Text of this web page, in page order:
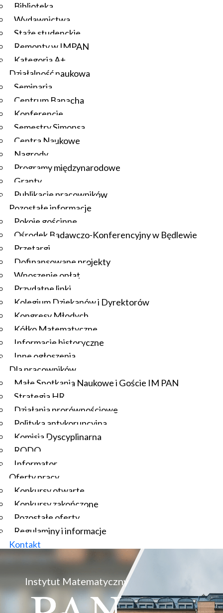
Biblioteka
Wydawnictwa
Staże studenckie
Remonty w IMPAN
Kategoria A+
Działalność naukowa
Seminaria
Centrum Banacha
Konferencje
Semestry Simonsa
Centra Naukowe
Nagrody
Programy międzynarodowe
Granty
Publikacje pracowników
Pozostałe informacje
Pokoje gościnne
Ośrodek Badawczo-Konferencyjny w Będlewie
Przetargi
Dofinansowane projekty
Wnoszenie opłat
Przydatne linki
Kolegium Dziekanów i Dyrektorów
Kongresy Młodych
Kółko Matematyczne
Informacje historyczne
Inne ogłoszenia
Dla pracowników
Małe Spotkania Naukowe i Goście IM PAN
Strategia HR
Działania prorównościowe
Polityka antykorupcyjna
Komisja Dyscyplinarna
RODO
Informator
Oferty pracy
Konkursy otwarte
Konkursy zakończone
Pozostałe oferty
Regulaminy i informacje
Kontakt
Instytut Matematyczny